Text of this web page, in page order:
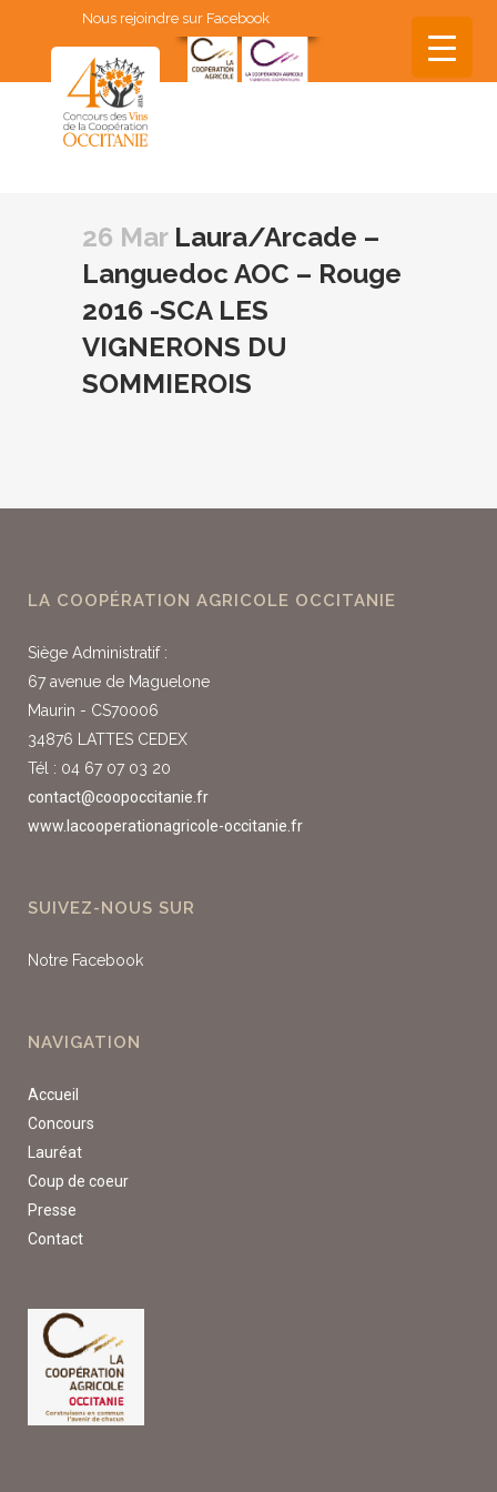
Nous rejoindre sur Facebook
26 MarLaura/Arcade –
Languedoc AOC – Rouge
2016 -SCA LES
VIGNERONS DU
SOMMIEROIS
LA COOPÉRATION AGRICOLE OCCITANIE
Siège Administratif :
67 avenue de Maguelone
Maurin - CS70006
34876 LATTES CEDEX
Tél : 04 67 07 03 20
contact@coopoccitanie.fr
www.lacooperationagricole-occitanie.fr
SUIVEZ-NOUS SUR
Notre Facebook
NAVIGATION
Accueil
Concours
Lauréat
Coup de coeur
Presse
Contact